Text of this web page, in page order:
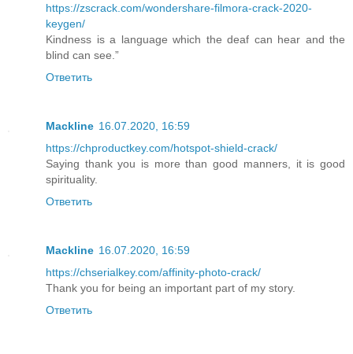
https://zscrack.com/wondershare-filmora-crack-2020-
keygen/
Kindness is a language which the deaf can hear and the
blind can see.”
Ответить
Mackline 16.07.2020, 16:59
https://chproductkey.com/hotspot-shield-crack/
Saying thank you is more than good manners, it is good
spirituality.
Ответить
Mackline 16.07.2020, 16:59
https://chserialkey.com/affinity-photo-crack/
Thank you for being an important part of my story.
Ответить